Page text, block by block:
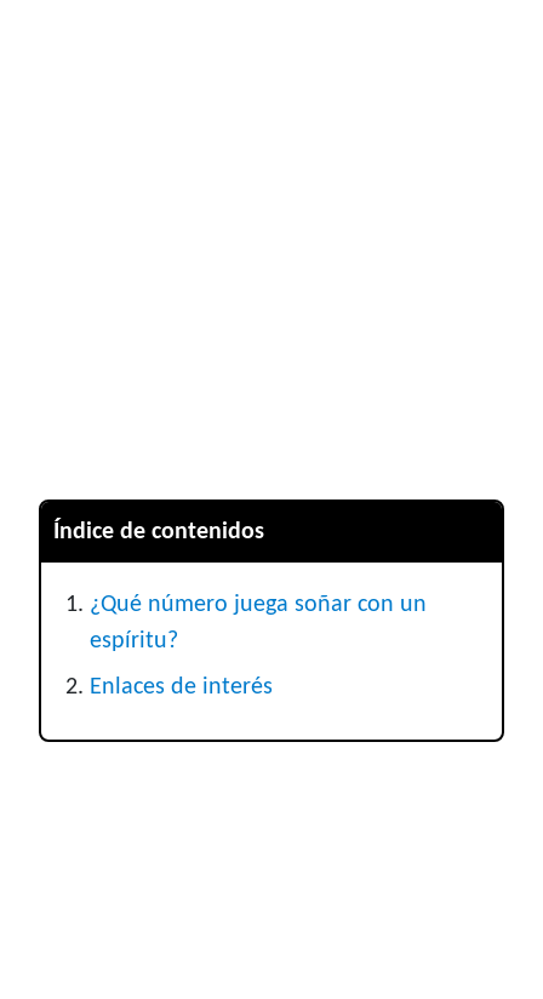
Índice de contenidos
¿Qué número juega soñar con un
espíritu?
Enlaces de interés